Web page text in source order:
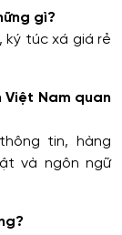
gì?
ký túc xá giá rẻ
Việt Nam quan
tin, hàng
và ngôn ngữ